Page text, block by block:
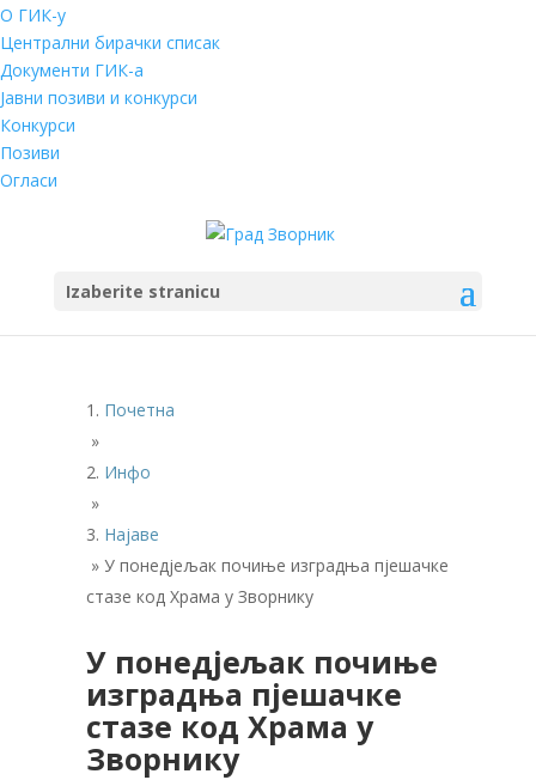
О ГИК-у
Централни бирачки списак
Документи ГИК-а
Јавни позиви и конкурси
Конкурси
Позиви
Огласи
Izaberite stranicu
Почетна
»
Инфо
»
Најаве
»У понедјељак почиње изградња пјешачке
стазе код Храма у Зворнику
У понедјељак почиње
изградња пјешачке
стазе код Храма у
Зворнику